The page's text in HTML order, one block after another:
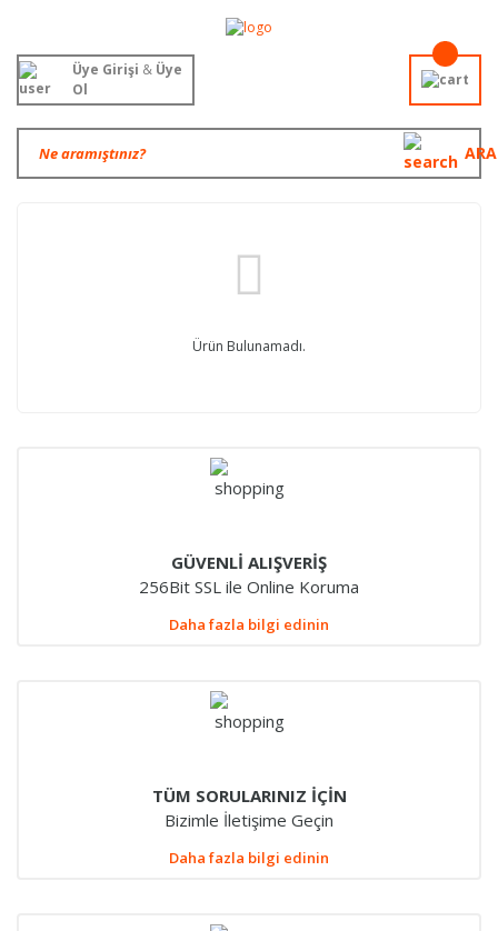
ARA
Üye Girişi &Üye
Ol
Ürün Bulunamadı.
GÜVENLİ ALIŞVERİŞ
256Bit SSL ile Online Koruma
Daha fazla bilgi edinin
TÜM SORULARINIZ İÇİN
Bizimle İletişime Geçin
Daha fazla bilgi edinin